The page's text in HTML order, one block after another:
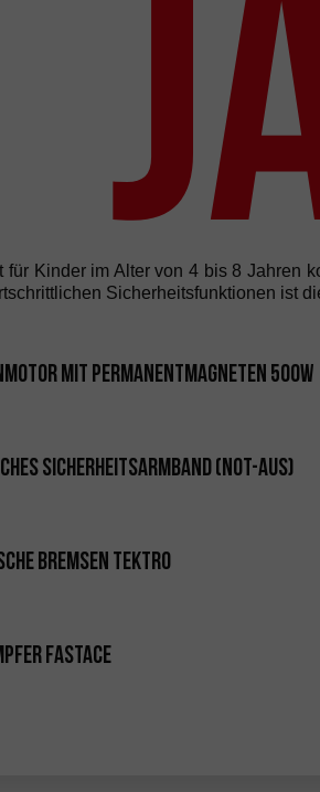
für Kinder im Alter von 4 bis 8 Jahren
Sicherheitsfunktionen ist
mit Permanentmagneten 500W
Sicherheitsarmband (Not-Aus)
Bremsen Tektro
Fastace